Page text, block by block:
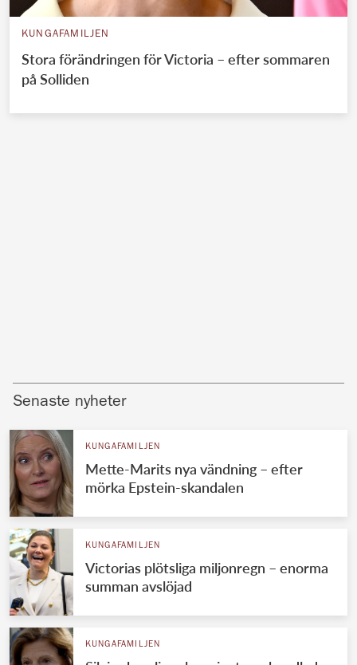
KUNGAFAMILJEN
Stora förändringen för Victoria – efter sommaren
på Solliden
Senaste nyheter
KUNGAFAMILJEN
Mette-Marits nya vändning – efter
mörka Epstein-skandalen
KUNGAFAMILJEN
Victorias plötsliga miljonregn – enorma
summan avslöjad
KUNGAFAMILJEN